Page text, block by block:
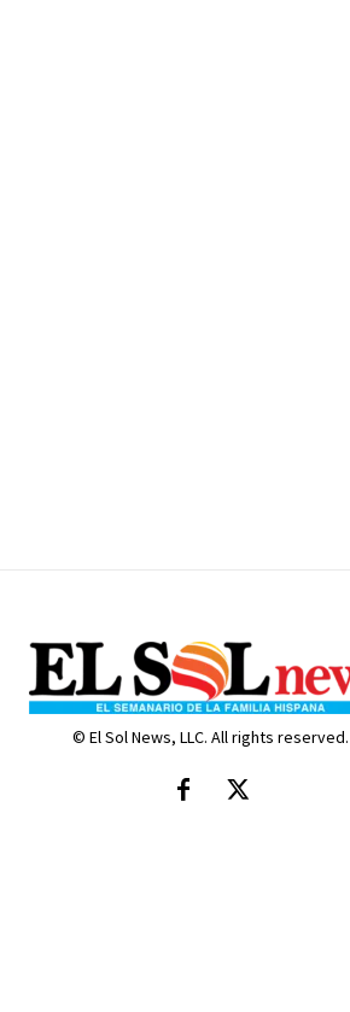
© El Sol News, LLC. All rights reserved.